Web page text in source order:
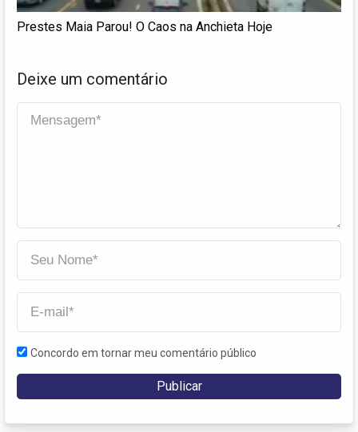
Prestes Maia Parou! O Caos na Anchieta Hoje
Deixe um comentário
Concordo em tornar meu comentário público